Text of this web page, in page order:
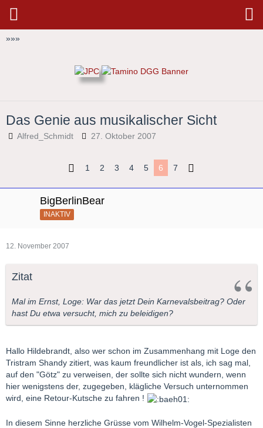
»»»
Das Genie aus musikalischer Sicht
Alfred_Schmidt 27. Oktober 2007
1 2 3 4 5 6 7
BigBerlinBear
INAKTIV
12. November 2007
Zitat
Mal im Ernst, Loge: War das jetzt Dein Karnevalsbeitrag? Oder
hast Du etwa versucht, mich zu beleidigen?
Hallo Hildebrandt, also wer schon im Zusammenhang mit Loge den
Tristram Shandy zitiert, was kaum freundlicher ist als, ich sag mal,
auf den "Götz" zu verweisen, der sollte sich nicht wundern, wenn
hier wenigstens der, zugegeben, klägliche Versuch unternommen
wird, eine Retour-Kutsche zu fahren !
In diesem Sinne herzliche Grüsse vom Wilhelm-Vogel-Spezialisten